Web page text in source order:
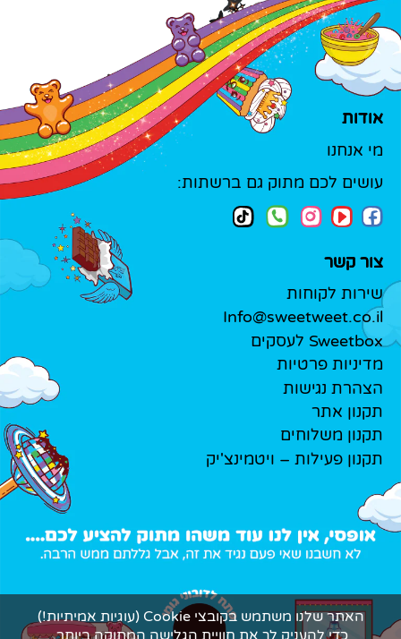
אודות
מי אנחנו
עושים לכם מתוק גם ברשתות:
צור קשר
שירות לקוחות
Info@sweetweet.co.il
Sweetbox לעסקים
מדיניות פרטיות
הצהרת נגישות
תקנון אתר
תקנון משלוחים
תקנון פעילות – ויטמינצ'יק
האתר שלנו משתמש בקובצי Cookie (עוגיות אמיתיות!)
כדי להעניק לך את חוויית הגלישה המתוקה ביותר.